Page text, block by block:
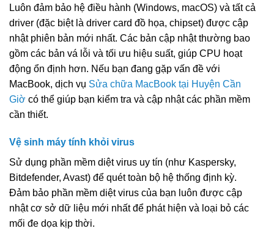
Luôn đảm bảo hệ điều hành (Windows, macOS) và tất cả
driver (đặc biệt là driver card đồ họa, chipset) được cập
nhật phiên bản mới nhất. Các bản cập nhật thường bao
gồm các bản vá lỗi và tối ưu hiệu suất, giúp CPU hoạt
động ổn định hơn. Nếu bạn đang gặp vấn đề với
MacBook, dịch vụ Sửa chữa MacBook tại Huyện Cần
Giờ có thể giúp bạn kiểm tra và cập nhật các phần mềm
cần thiết.
Vệ sinh máy tính khỏi virus
Sử dụng phần mềm diệt virus uy tín (như Kaspersky,
Bitdefender, Avast) để quét toàn bộ hệ thống định kỳ.
Đảm bảo phần mềm diệt virus của bạn luôn được cập
nhật cơ sở dữ liệu mới nhất để phát hiện và loại bỏ các
mối đe dọa kịp thời.